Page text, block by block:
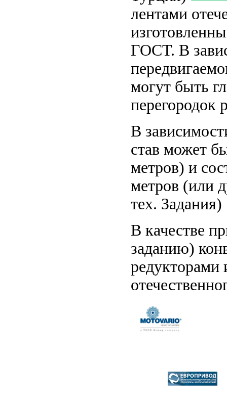
лентами
ГОСТ. В
могут быть
перегородок
В
став может
метров) и
метров (или
тех. Задания)
В качестве
заданию)
редукторами